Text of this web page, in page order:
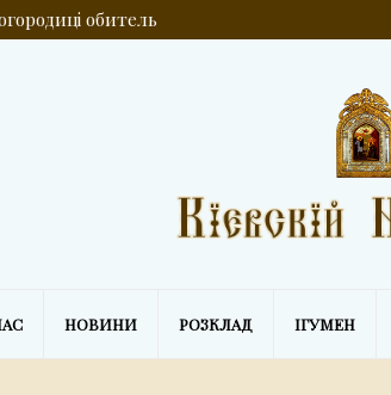
обитель
НОВИНИ РОЗКЛАД ІГУМЕН